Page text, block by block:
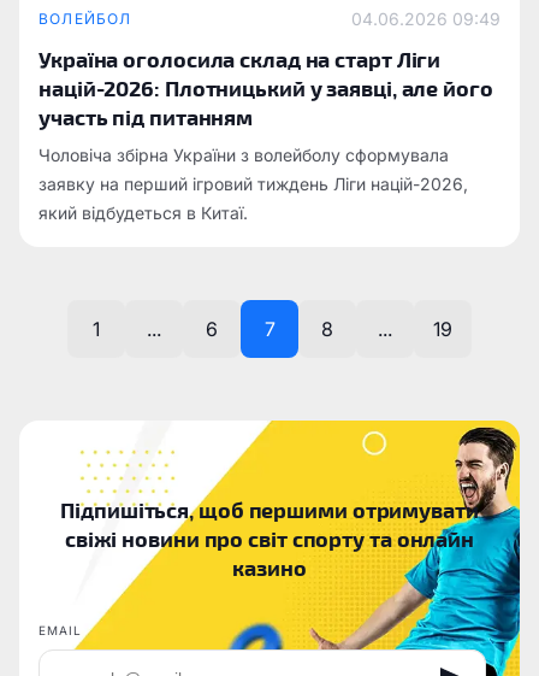
ВОЛЕЙБОЛ 04.06.2026 09:49
Україна оголосила склад на старт Ліги
націй-2026: Плотницький у заявці, але його
участь під питанням
Чоловіча збірна України з волейболу сформувала
заявку на перший ігровий тиждень Ліги націй-2026,
який відбудеться в Китаї.
1 ... 6 7 8 ... 19
Підпишіться, щоб першими отримувати
свіжі новини про світ спорту та онлайн
казино
EMAIL